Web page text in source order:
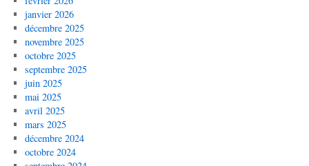
janvier 2026
décembre 2025
novembre 2025
octobre 2025
septembre 2025
juin 2025
mai 2025
avril 2025
mars 2025
décembre 2024
octobre 2024